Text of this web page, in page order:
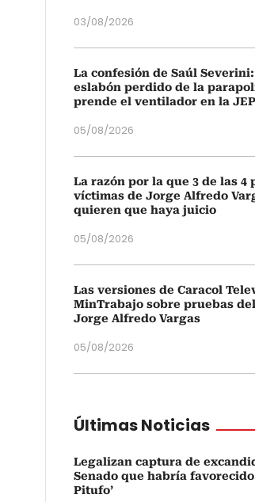
03/08/2026
La confesión de Saúl
eslabón perdido de la
prende el ventilador en la JEP
05/08/2026
La razón por la que 3 de las 4
víctimas de Jorge Alfredo
quieren que haya juicio
05/08/2026
Las versiones de Caracol
MinTrabajo sobre pruebas
Jorge Alfredo Vargas
05/08/2026
Últimas Noticias
Legalizan captura de
Senado que habría favorecido
Pitufo’